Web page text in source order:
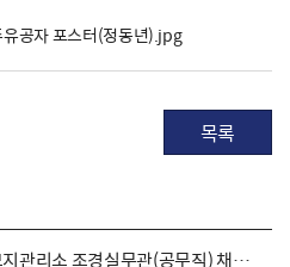
공자 포스터(정동년).jpg
목록
국립5.18민주묘지관리소 조경실무관(공무직) 채용 서류전형 합격자 발표 및 면접시험 공고